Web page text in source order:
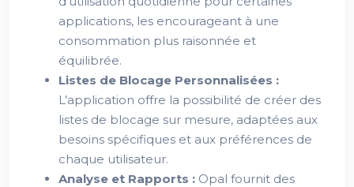
applications, les encourageant à une
consommation plus raisonnée et
équilibrée.
Listes de Blocage Personnalisées :
L’application offre la possibilité de créer des
listes de blocage sur mesure, adaptées aux
besoins spécifiques et aux préférences de
chaque utilisateur.
Analyse et Rapports : Opal fournit des